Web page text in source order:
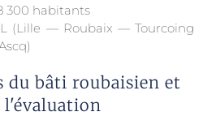
300 habitants
(Lille — Roubaix — Tourcoing
du bâti roubaisien et